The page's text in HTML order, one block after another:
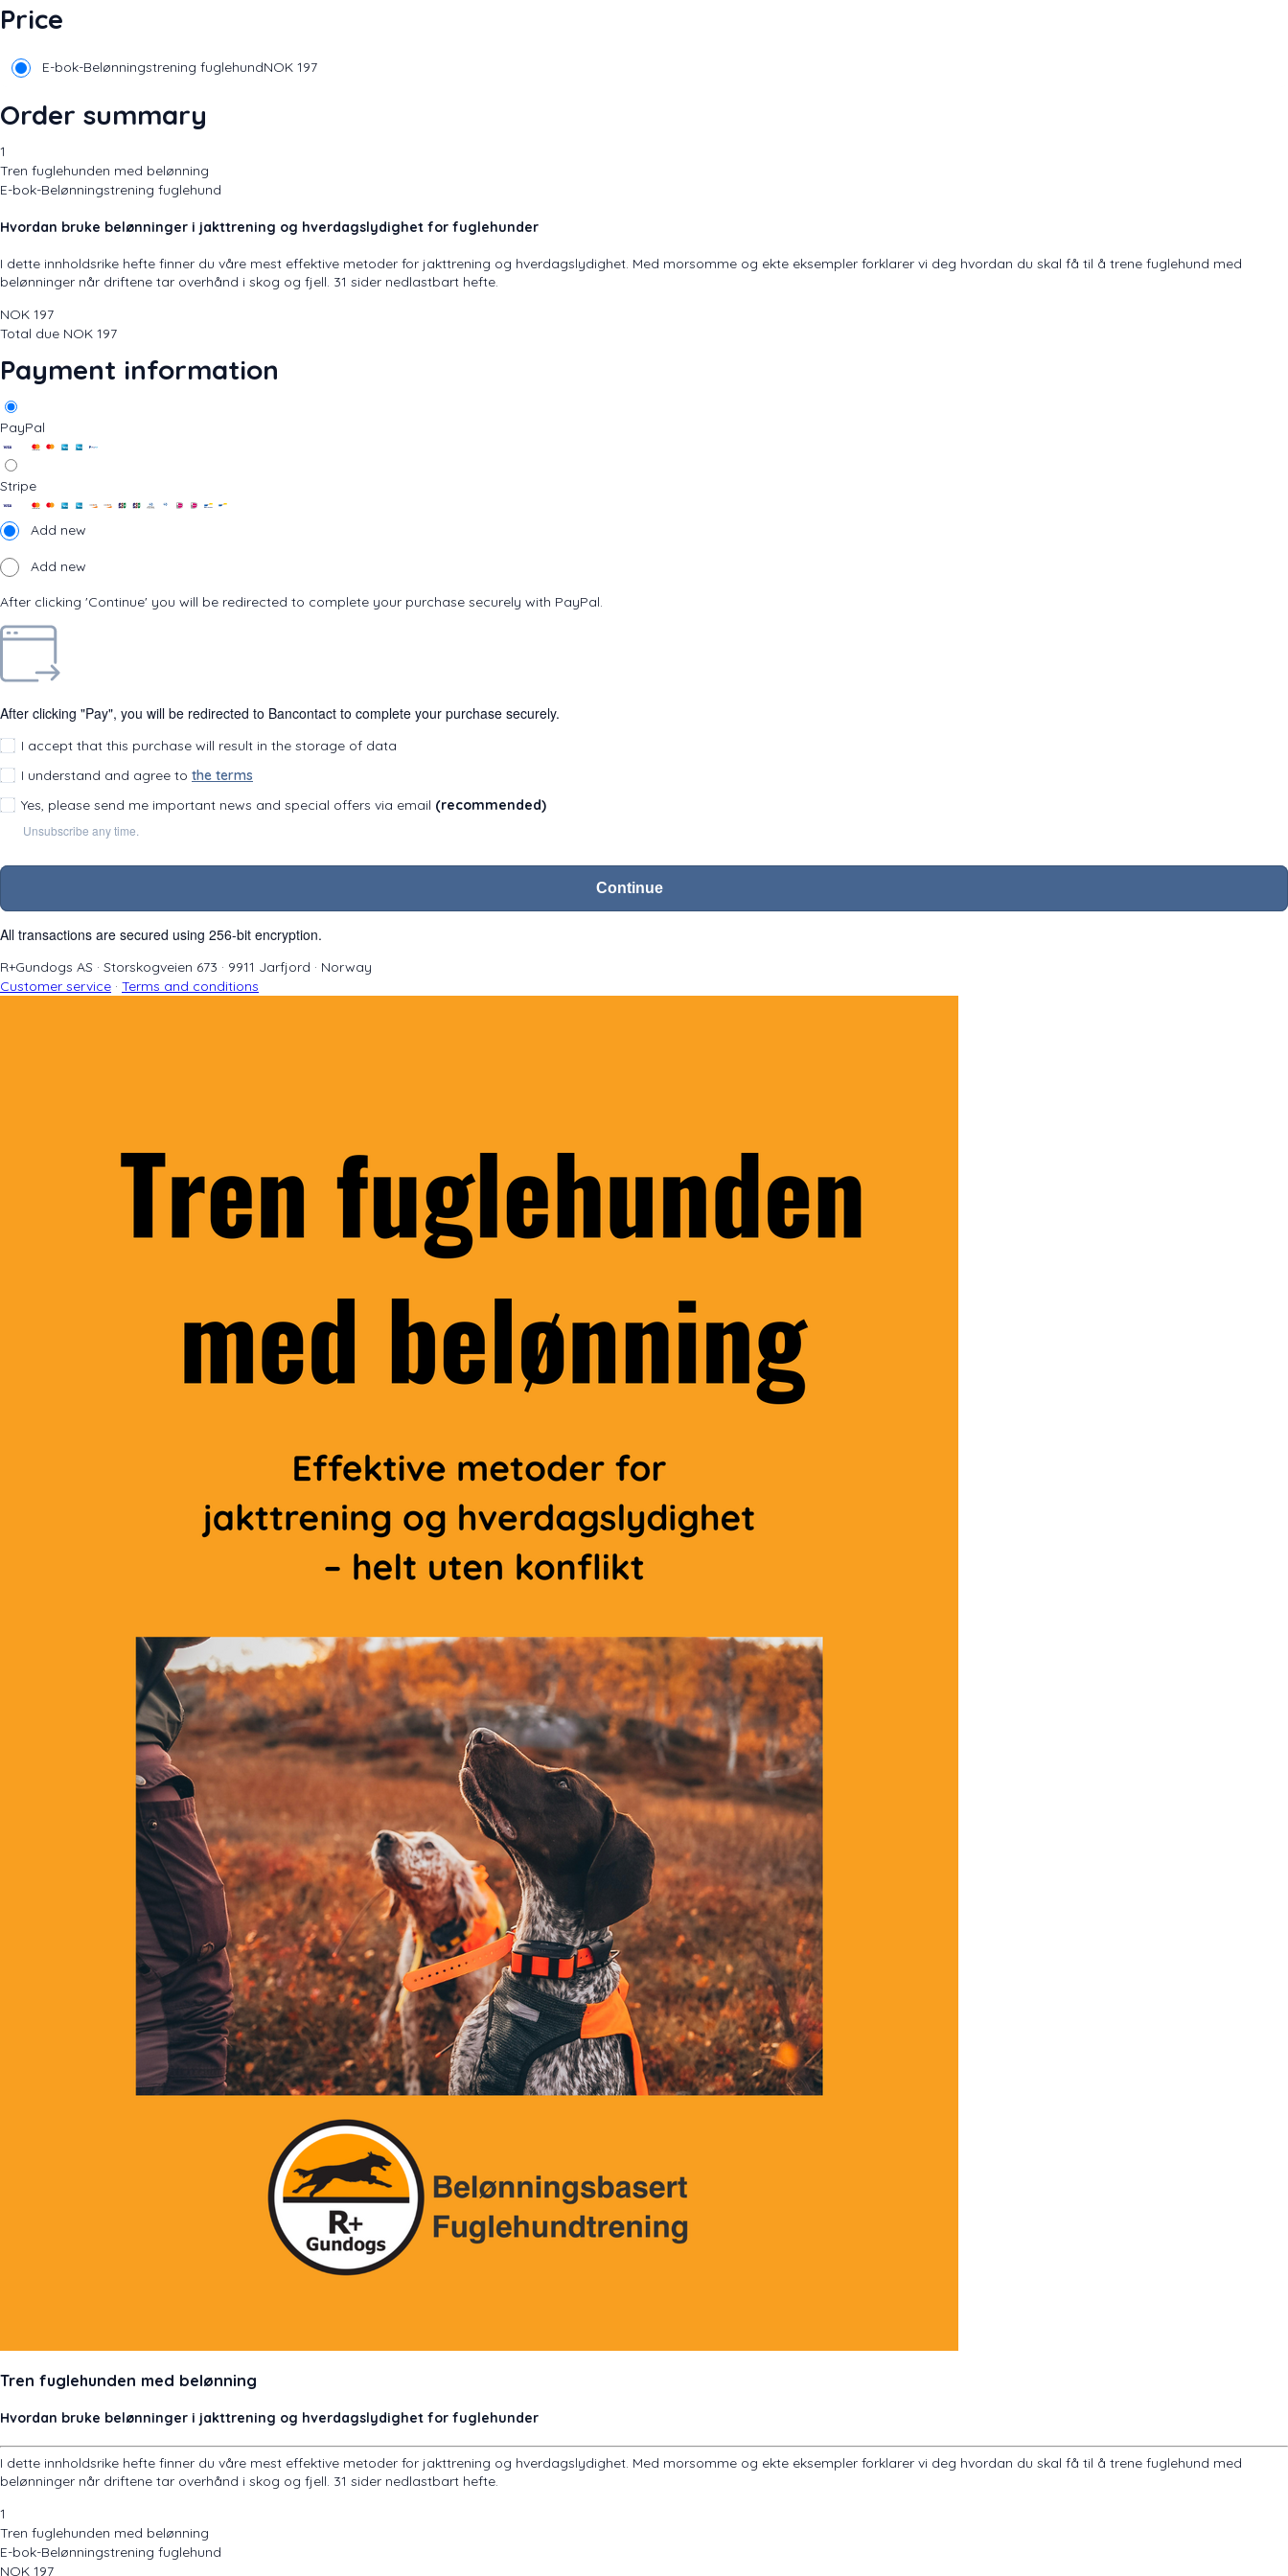
Price
E-bok-Belønningstrening fuglehundNOK 197
Order summary
1
Tren fuglehunden med belønning
E-bok-Belønningstrening fuglehund
Hvordan bruke belønninger i jakttrening og hverdagslydighet for fuglehunder
I dette innholdsrike hefte finner du våre mest effektive metoder for jakttrening og hverdagslydighet. Med morsomme og ekte eksempler forklarer vi deg hvordan du skal få til å trene fuglehund med
belønninger når driftene tar overhånd i skog og fjell. 31 sider nedlastbart hefte.
NOK 197
Total due NOK 197
Payment information
PayPal
Stripe
Add new
Add new
After clicking 'Continue' you will be redirected to complete your purchase securely with PayPal.
After clicking "Pay", you will be redirected to Bancontact to complete your purchase securely.
I accept that this purchase will result in the storage of data
I understand and agree to the terms
Yes, please send me important news and special offers via email (recommended)
Unsubscribe any time.
Continue
All transactions are secured using 256-bit encryption.
R+Gundogs AS · Storskogveien 673 · 9911 Jarfjord · Norway
Customer service · Terms and conditions
Tren fuglehunden med belønning
Hvordan bruke belønninger i jakttrening og hverdagslydighet for fuglehunder
I dette innholdsrike hefte finner du våre mest effektive metoder for jakttrening og hverdagslydighet. Med morsomme og ekte eksempler forklarer vi deg hvordan du skal få til å trene fuglehund med
belønninger når driftene tar overhånd i skog og fjell. 31 sider nedlastbart hefte.
1
Tren fuglehunden med belønning
E-bok-Belønningstrening fuglehund
NOK 197